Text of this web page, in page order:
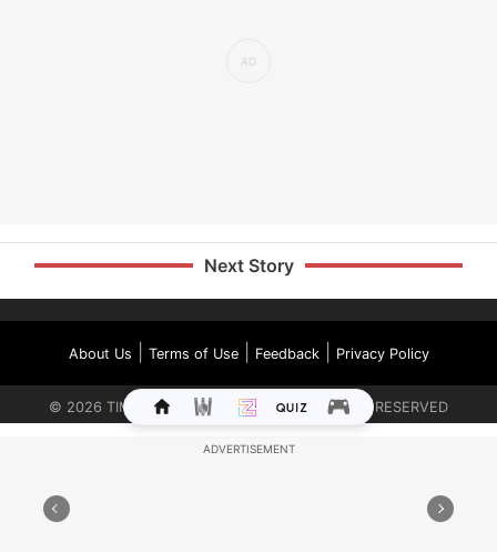
Next Story
About Us Terms of Use| Feedback| Privacy Policy
© 2026 TIMES INTERNET LIMITED. ALL RIGHTS RESERVED